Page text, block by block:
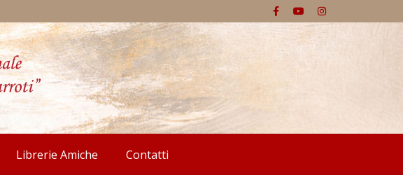
Librerie Amiche Contatti